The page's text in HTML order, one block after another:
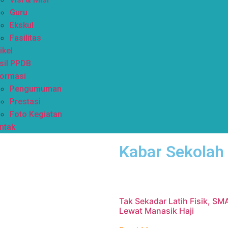
Guru
Ekskul
Fasilitas
PPDB
Pengumuman
Prestasi
Foto Kegiatan
Kabar
Tak Sekadar Latih Fisik,
Lewat Manasik Haji